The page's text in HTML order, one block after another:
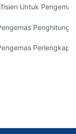
Hasil Yang Andal
Untuk
Untuk KontrolPenghitung
Terbaik Untuk